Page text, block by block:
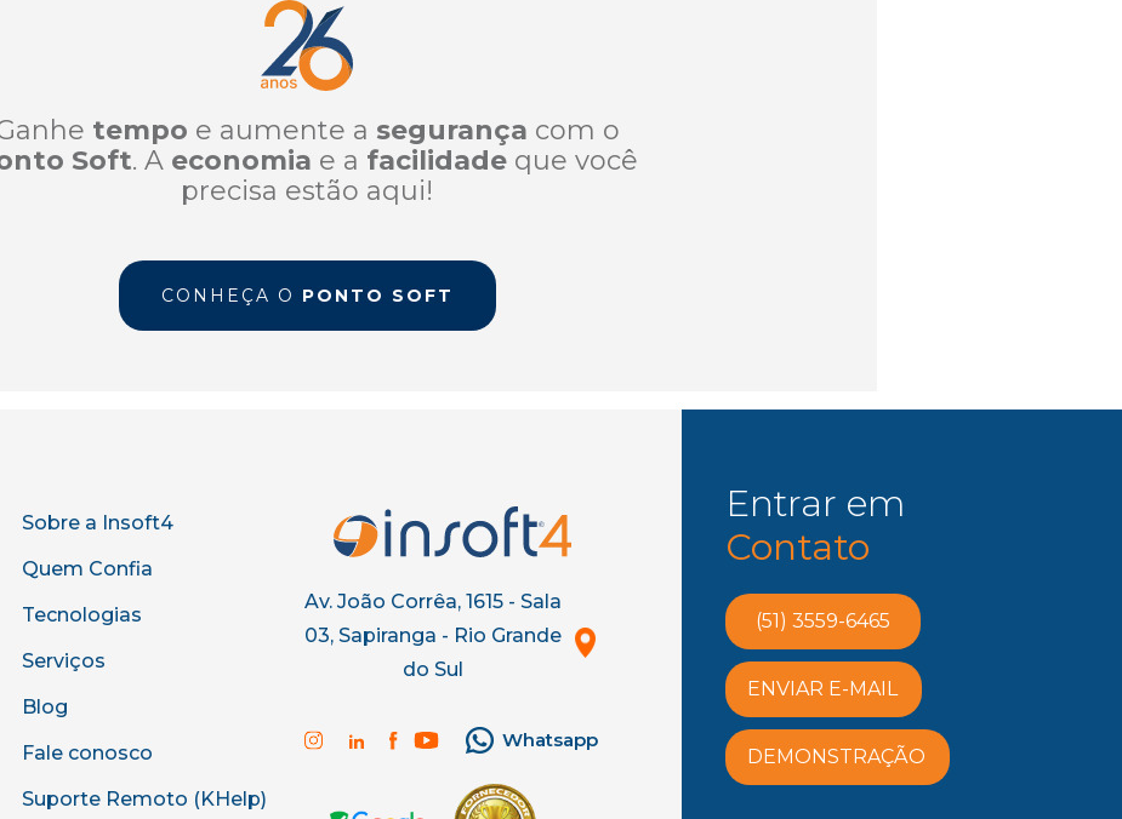
tempo e aumente a segurança com o
Soft. A economia e a facilidade que você
precisa estão aqui!
CONHEÇA O PONTO SOFT
Sobre a Insoft4
Quem Confia
Tecnologias
Serviços
Blog
Fale conosco
Suporte Remoto (KHelp)
Av. João Corrêa, 1615 - Sala
03, Sapiranga - Rio Grande
do Sul
Whatsapp
Entrar em
Contato
(51) 3559-6465
ENVIAR E-MAIL
DEMONSTRAÇÃO